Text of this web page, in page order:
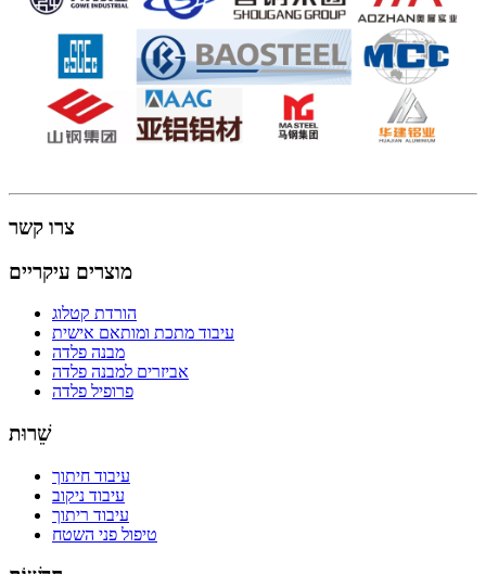
צרו קשר
מוצרים עיקריים
הורדת קטלוג
עיבוד מתכת ומותאם אישית
מבנה פלדה
אביזרים למבנה פלדה
פרופיל פלדה
שֵׁרוּת
עיבוד חיתוך
עיבוד ניקוב
עיבוד ריתוך
טיפול פני השטח